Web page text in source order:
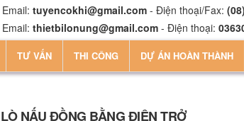
Email: tuyencokhi@gmail.com- Điện thoại/Fax:
Email: thietbilonung@gmail.com- Điện thoại:
TƯ VẤN THI CÔNG DỰ ÁN HOÀN THÀNH
LÒ NẤU ĐỒNG BẰNG ĐIỆN TRỞ